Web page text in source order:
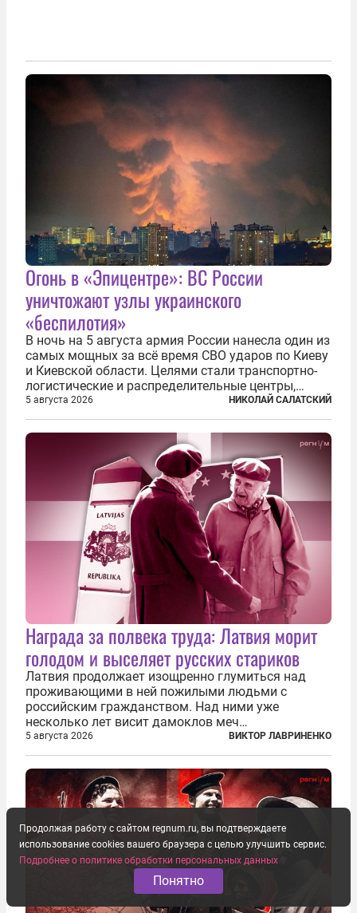
Огонь в «Эпицентре»: ВС России
уничтожают узлы украинского
«беспилотия»
В ночь на 5 августа армия России нанесла один из
самых мощных за всё время СВО ударов по Киеву
и Киевской области. Целями стали транспортно-
логистические и распределительные центры,
которые ВСУ использовали для хранения и
доставки вооружений и грузов военного
назначения. Атака также «накрыла»...
5 августа 2026 НИКОЛАЙ САЛАТСКИЙ
Награда за полвека труда: Латвия морит
голодом и выселяет русских стариков
Латвия продолжает изощренно глумиться над
проживающими в ней пожилыми людьми с
российским гражданством. Над ними уже
несколько лет висит дамоклов меч
насильственного выдворения. Некоторых уже
депортировали, а многие уехали сами, не
дожидаясь изгнания из родных домов. Пожилых
людей, проваливших...
5 августа 2026 ВИКТОР ЛАВРИНЕНКО
Продолжая работу с сайтом regnum.ru, вы подтверждаете
использование cookies вашего браузера с целью улучшить сервис.
Подробнее о политике обработки персональных данных
Понятно